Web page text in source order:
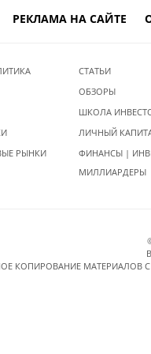
РЕКЛАМА НА САЙТЕ
РЫНКИ
СТАТЬИ
ОБЗОРЫ
ШКОЛА
ЛИЧНЫЙ
ФИНАНСЫ |
МИЛЛИАРДЕРЫ
КОПИРОВАНИЕ МАТЕРИАЛОВ C